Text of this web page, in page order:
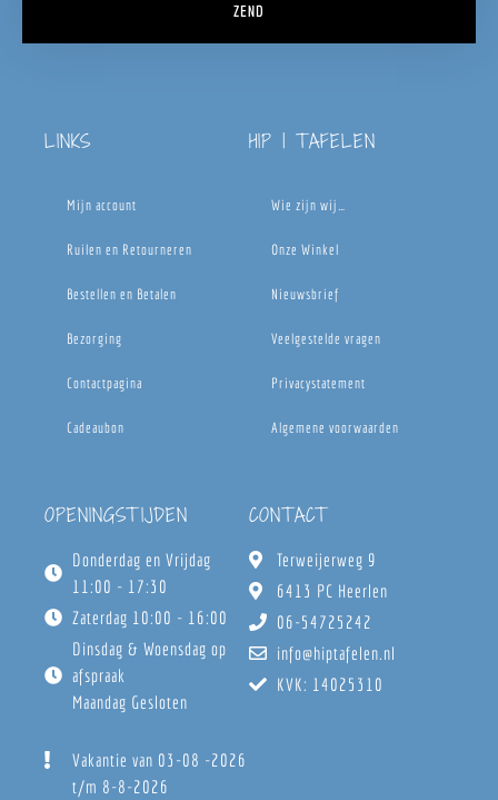
ZEND
LINKS
Mijn account
Ruilen en Retourneren
Bestellen en Betalen
Bezorging
Contactpagina
Cadeaubon
HIP | TAFELEN
Wie zijn wij…
Onze Winkel
Nieuwsbrief
Veelgestelde vragen
Privacystatement
Algemene voorwaarden
OPENINGSTIJDEN
Donderdag en Vrijdag
11:00 - 17:30
Zaterdag 10:00 - 16:00
Dinsdag & Woensdag op
afspraak
Maandag Gesloten
Vakantie van 03-08 -2026
t/m 8-8-2026
CONTACT
Terweijerweg 9
6413 PC Heerlen
06-54725242
info@hiptafelen.nl
KVK: 14025310